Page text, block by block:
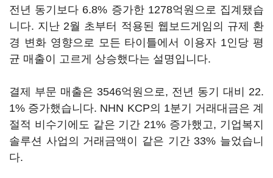
전년 동기보다 6.8% 증가한 1278억원으로 집계됐습
니다. 지난 2월 초부터 적용된 웹보드게임의 규제 환
경 변화 영향으로 모든 타이틀에서 이용자 1인당 평
균 매출이 고르게 상승했다는 설명입니다.
결제 부문 매출은 3546억원으로, 전년 동기 대비 22.
1% 증가했습니다. NHN KCP의 1분기 거래대금은 계
절적 비수기에도 같은 기간 21% 증가했고, 기업복지
솔루션 사업의 거래금액이 같은 기간 33% 늘었습니
다.